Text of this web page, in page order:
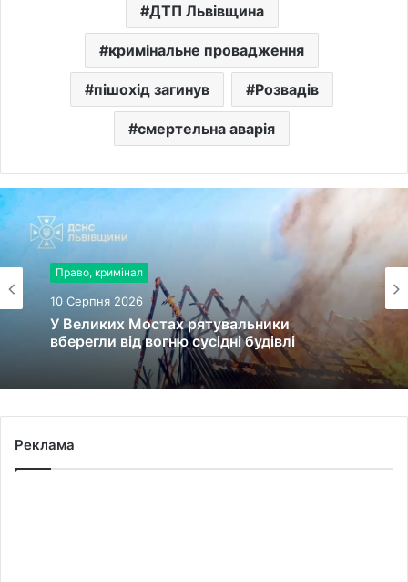
ДТП Львівщина
кримінальне провадження
пішохід загинув Розвадів
смертельна аварія
Право, кримінал
10 Серпня 2026
У Великих Мостах рятувальники
вберегли від вогню сусідні будівлі
Реклама